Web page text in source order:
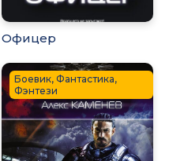
Офицер
Боевик, Фантастика,
Фэнтези